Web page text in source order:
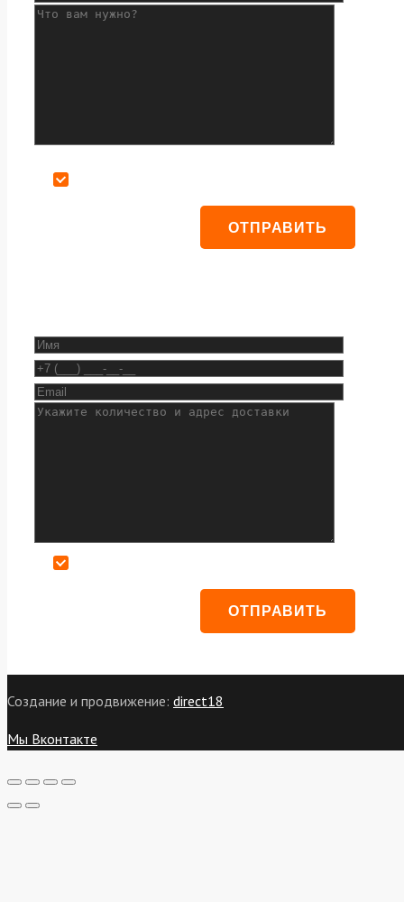
Создание и продвижение: direct18
Мы Вконтакте